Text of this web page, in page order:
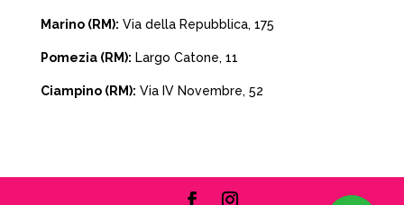
Marino (RM): Via della Repubblica, 175
Pomezia (RM): Largo Catone, 11
Ciampino (RM): Via IV Novembre, 52